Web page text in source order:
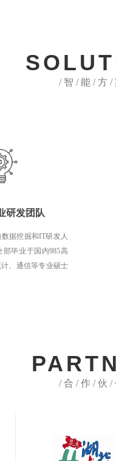
/ 智 / 能 / 方 /
据挖掘和IT研发人
毕业于国内985高
、通信等专业硕士
研发团队
/ 合 / 作 / 伙 /